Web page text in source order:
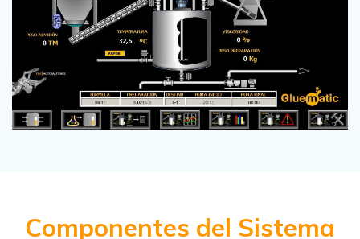
Componentes del Sistema